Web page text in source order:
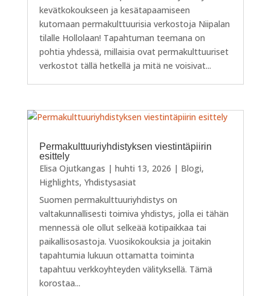
kevätkokoukseen ja kesätapaamiseen
kutomaan permakulttuurisia verkostoja Niipalan
tilalle Hollolaan! Tapahtuman teemana on
pohtia yhdessä, millaisia ovat permakulttuuriset
verkostot tällä hetkellä ja mitä ne voisivat...
Permakulttuuriyhdistyksen viestintäpiirin
esittely
Elisa Ojutkangas | huhti 13, 2026 | Blogi,
Highlights, Yhdistysasiat
Suomen permakulttuuriyhdistys on
valtakunnallisesti toimiva yhdistys, jolla ei tähän
mennessä ole ollut selkeää kotipaikkaa tai
paikallisosastoja. Vuosikokouksia ja joitakin
tapahtumia lukuun ottamatta toiminta
tapahtuu verkkoyhteyden välityksellä. Tämä
korostaa...